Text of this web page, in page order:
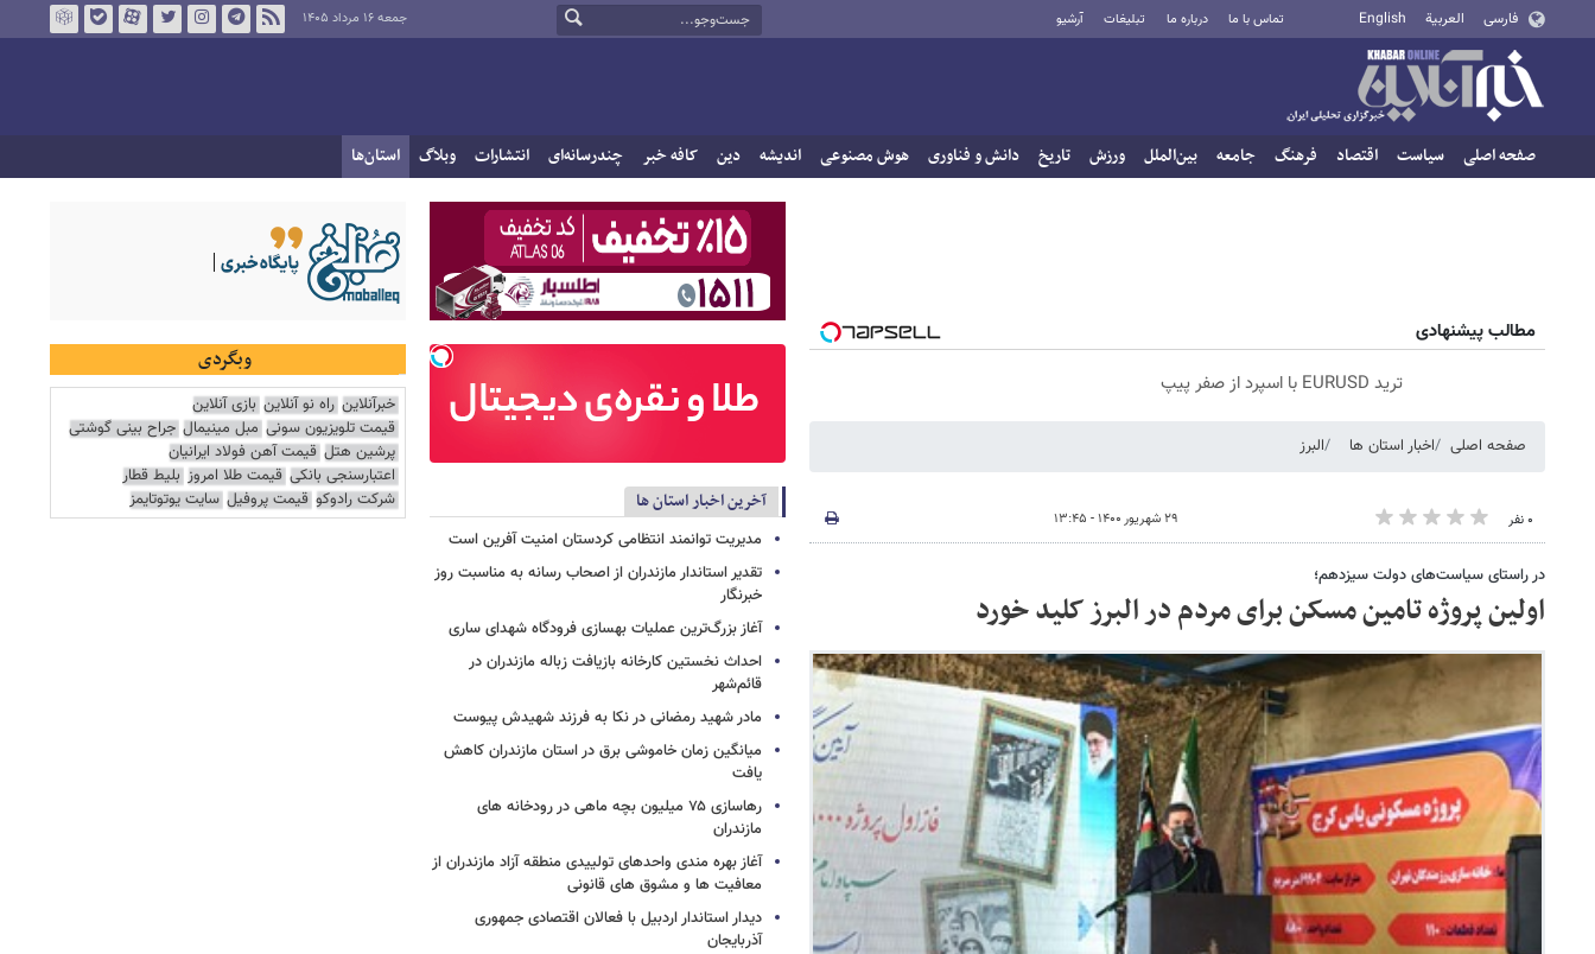
فارسی العربية English تماس با ما درباره ما تبلیغات آرشیو جمعه ۱۶ مرداد ۱۴۰۵
صفحه اصلی سیاست اقتصاد فرهنگ جامعه بین‌الملل ورزش تاریخ دانش و فناوری هوش مصنوعی اندیشه دین کافه خبر چندرسانه‌ای انتشارات وبلاگ استان‌ها
مطالب پیشنهادی
ترید EURUSD با اسپرد از صفر پیپ
صفحه اصلی اخبار استان ها البرز
۰ نفر ۲۹ شهریور ۱۴۰۰ - ۱۳:۴۵
در راستای سیاست‌های دولت سیزدهم؛
اولین پروژه تامین مسکن برای مردم در البرز کلید خورد
آخرین اخبار استان ها
مدیریت توانمند انتظامی کردستان امنیت آفرین است
تقدیر استاندار مازندران از اصحاب رسانه به مناسبت روز
خبرنگار
آغاز بزرگ‌ترین عملیات بهسازی فرودگاه شهدای ساری
احداث نخستین کارخانه بازیافت زباله مازندران در
قائم‌شهر
مادر شهید رمضانی در نکا به فرزند شهیدش پیوست
میانگین زمان خاموشی برق در استان مازندران کاهش
یافت
رهاسازی ۷۵ میلیون بچه ماهی در رودخانه های
مازندران
آغاز بهره مندی واحدهای تولییدی منطقه آزاد مازندران از
معافیت ها و مشوق های قانونی
دیدار استاندار اردبیل با فعالان اقتصادی جمهوری
آذربایجان
وبگردی
خبرآنلاین راه نو آنلاین بازی آنلاین
قیمت تلویزیون سونی مبل مینیمال جراح بینی گوشتی
پرشین هتل قیمت آهن فولاد ایرانیان
اعتبارسنجی بانکی قیمت طلا امروز بلیط قطار
شرکت رادوکو قیمت پروفیل سایت یوتوتایمز